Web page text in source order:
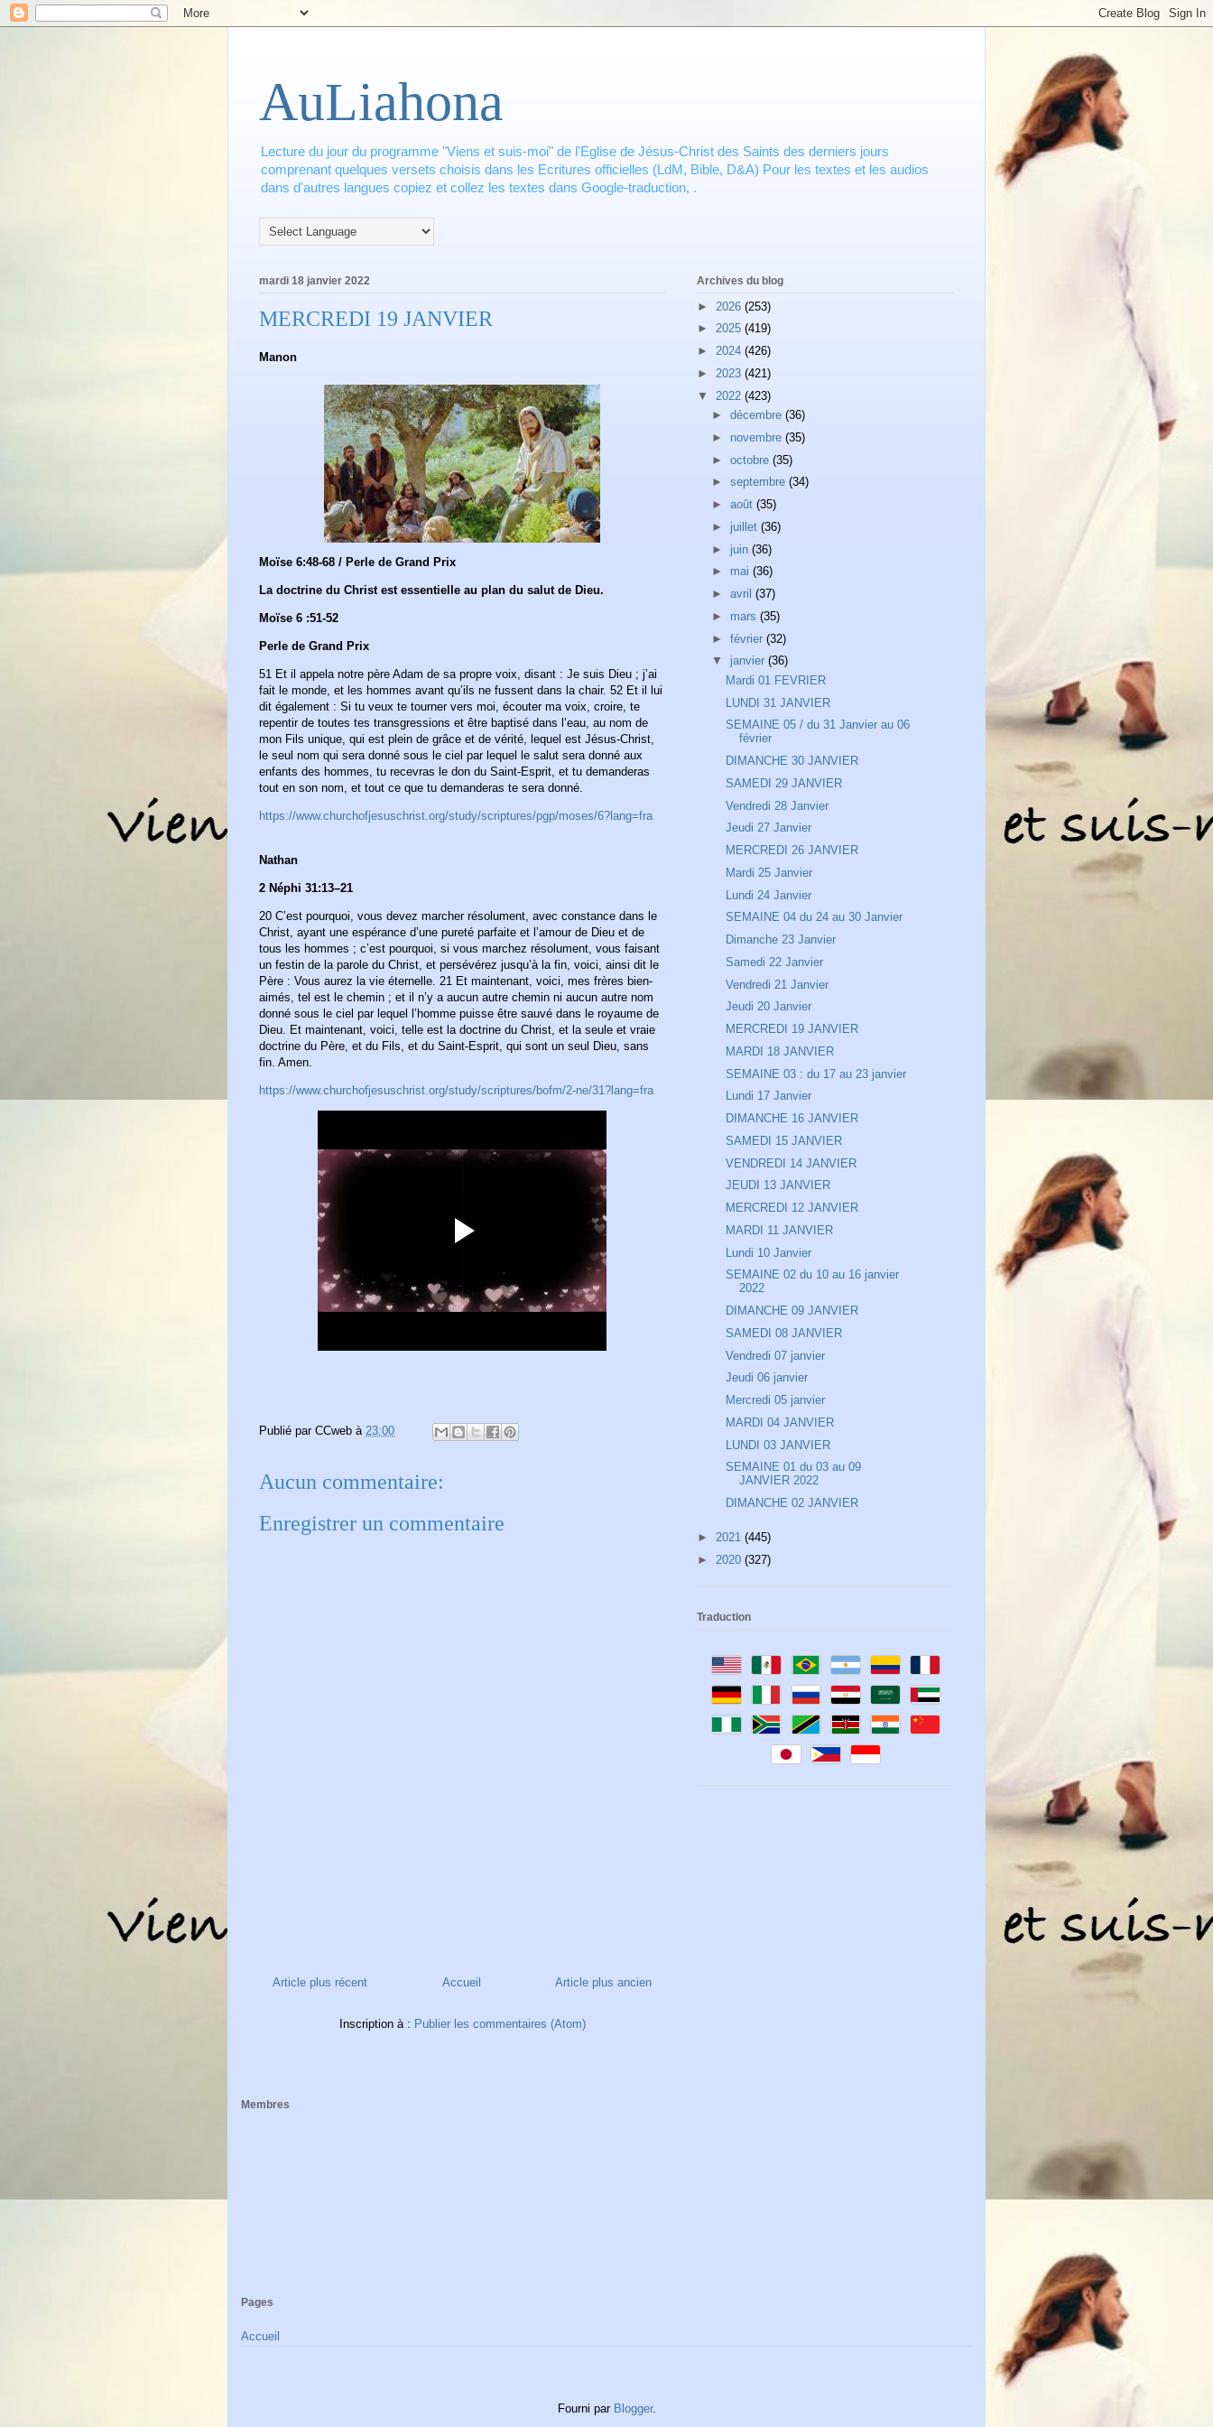
AuLiahona
Lecture du jour du programme "Viens et suis-moi" de l'Eglise de Jésus-Christ des Saints des derniers jours
comprenant quelques versets choisis dans les Ecritures officielles (LdM, Bible, D&A) Pour les textes et les audios
dans d'autres langues copiez et collez les textes dans Google-traduction, .
mardi 18 janvier 2022
MERCREDI 19 JANVIER
Manon
Moïse 6:48-68 / Perle de Grand Prix
La doctrine du Christ est essentielle au plan du salut de Dieu.
Moïse 6 :51-52
Perle de Grand Prix
51 Et il appela notre père Adam de sa propre voix, disant : Je suis Dieu ; j’ai
fait le monde, et les hommes avant qu’ils ne fussent dans la chair. 52 Et il lui
dit également : Si tu veux te tourner vers moi, écouter ma voix, croire, te
repentir de toutes tes transgressions et être baptisé dans l’eau, au nom de
mon Fils unique, qui est plein de grâce et de vérité, lequel est Jésus-Christ,
le seul nom qui sera donné sous le ciel par lequel le salut sera donné aux
enfants des hommes, tu recevras le don du Saint-Esprit, et tu demanderas
tout en son nom, et tout ce que tu demanderas te sera donné.
https://www.churchofjesuschrist.org/study/scriptures/pgp/moses/6?lang=fra
Nathan
2 Néphi 31:13–21
20 C’est pourquoi, vous devez marcher résolument, avec constance dans le
Christ, ayant une espérance d’une pureté parfaite et l’amour de Dieu et de
tous les hommes ; c’est pourquoi, si vous marchez résolument, vous faisant
un festin de la parole du Christ, et persévérez jusqu’à la fin, voici, ainsi dit le
Père : Vous aurez la vie éternelle. 21 Et maintenant, voici, mes frères bien-
aimés, tel est le chemin ; et il n’y a aucun autre chemin ni aucun autre nom
donné sous le ciel par lequel l’homme puisse être sauvé dans le royaume de
Dieu. Et maintenant, voici, telle est la doctrine du Christ, et la seule et vraie
doctrine du Père, et du Fils, et du Saint-Esprit, qui sont un seul Dieu, sans
fin. Amen.
https://www.churchofjesuschrist.org/study/scriptures/bofm/2-ne/31?lang=fra
Publié par CCweb à 23:00
Aucun commentaire:
Enregistrer un commentaire
Article plus récent Article plus ancien
Accueil
Inscription à : Publier les commentaires (Atom)
Archives du blog
► 2026 (253)
► 2025 (419)
► 2024 (426)
► 2023 (421)
▼ 2022 (423)
► décembre (36)
► novembre (35)
► octobre (35)
► septembre (34)
► août (35)
► juillet (36)
► juin (36)
► mai (36)
► avril (37)
► mars (35)
► février (32)
▼ janvier (36)
Mardi 01 FEVRIER
LUNDI 31 JANVIER
SEMAINE 05 / du 31 Janvier au 06
février
DIMANCHE 30 JANVIER
SAMEDI 29 JANVIER
Vendredi 28 Janvier
Jeudi 27 Janvier
MERCREDI 26 JANVIER
Mardi 25 Janvier
Lundi 24 Janvier
SEMAINE 04 du 24 au 30 Janvier
Dimanche 23 Janvier
Samedi 22 Janvier
Vendredi 21 Janvier
Jeudi 20 Janvier
MERCREDI 19 JANVIER
MARDI 18 JANVIER
SEMAINE 03 : du 17 au 23 janvier
Lundi 17 Janvier
DIMANCHE 16 JANVIER
SAMEDI 15 JANVIER
VENDREDI 14 JANVIER
JEUDI 13 JANVIER
MERCREDI 12 JANVIER
MARDI 11 JANVIER
Lundi 10 Janvier
SEMAINE 02 du 10 au 16 janvier
2022
DIMANCHE 09 JANVIER
SAMEDI 08 JANVIER
Vendredi 07 janvier
Jeudi 06 janvier
Mercredi 05 janvier
MARDI 04 JANVIER
LUNDI 03 JANVIER
SEMAINE 01 du 03 au 09
JANVIER 2022
DIMANCHE 02 JANVIER
► 2021 (445)
► 2020 (327)
Traduction
Membres
Pages
Accueil
Fourni par Blogger.